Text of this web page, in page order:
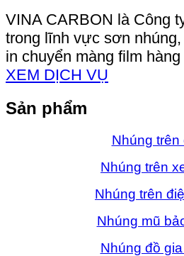
VINA CARBON là Công
trong lĩnh vực sơn
in chuyển màng film
XEM DỊCH VỤ
Sản phẩm
Nhúng trên
Nhúng trên
Nhúng trên
Nhúng mũ
Nhúng đồ